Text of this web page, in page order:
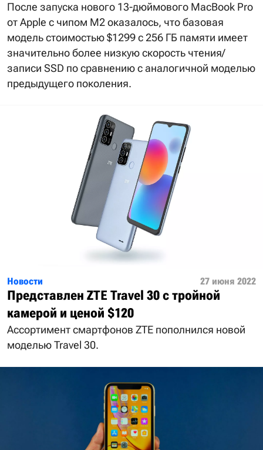
После запуска нового 13-дюймового MacBook Pro
от Apple с чипом M2 оказалось, что базовая
модель стоимостью $1299 с 256 ГБ памяти имеет
значительно более низкую скорость чтения/
записи SSD по сравнению с аналогичной моделью
предыдущего поколения.
Новости 27 июня 2022
Представлен ZTE Travel 30 с тройной
камерой и ценой $120
Ассортимент смартфонов ZTE пополнился новой
моделью Travel 30.